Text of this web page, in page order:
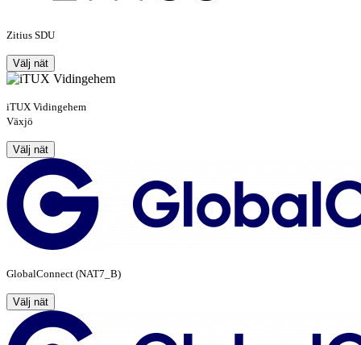
Zitius SDU
Välj nät
iTUX Vidingehem
Växjö
Välj nät
GlobalConnect (NAT7_B)
Välj nät